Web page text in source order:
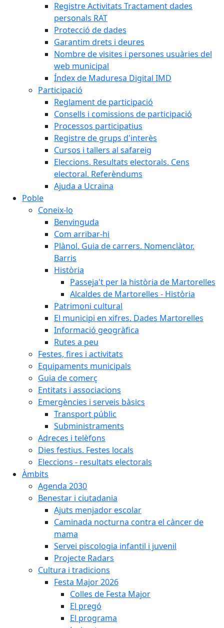
Registre Activitats Tractament dades
personals RAT
Protecció de dades
Garantim drets i deures
Nombre de visites i persones usuàries del
web municipal
Índex de Maduresa Digital IMD
Participació
Reglament de participació
Consells i comissions de participació
Processos participatius
Registre de grups d'interès
Cursos i tallers al safareig
Eleccions. Resultats electorals. Cens
electoral. Referèndums
Ajuda a Ucraïna
Poble
Coneix-lo
Benvinguda
Com arribar-hi
Plànol. Guia de carrers. Nomenclàtor.
Barris
Història
Passeja't per la història de Martorelles
Alcaldes de Martorelles - Història
Patrimoni cultural
El municipi en xifres. Dades Martorelles
Informació geogràfica
Rutes a peu
Festes, fires i activitats
Equipaments municipals
Guia de comerç
Entitats i associacions
Emergències i serveis bàsics
Transport públic
Subministraments
Adreces i telèfons
Dies festius. Festes locals
Eleccions - resultats electorals
Àmbits
Agenda 2030
Benestar i ciutadania
Ajuts menjador escolar
Caminada nocturna contra el càncer de
mama
Servei piscologia infantil i juvenil
Projecte Radars
Cultura i tradicions
Festa Major 2026
Colles de Festa Major
El pregó
El programa